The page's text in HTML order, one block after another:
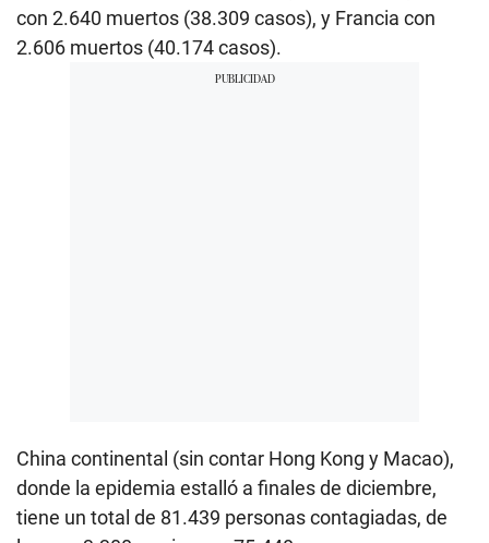
con 2.640 muertos (38.309 casos), y Francia con
2.606 muertos (40.174 casos).
China continental (sin contar Hong Kong y Macao),
donde la epidemia estalló a finales de diciembre,
tiene un total de 81.439 personas contagiadas, de